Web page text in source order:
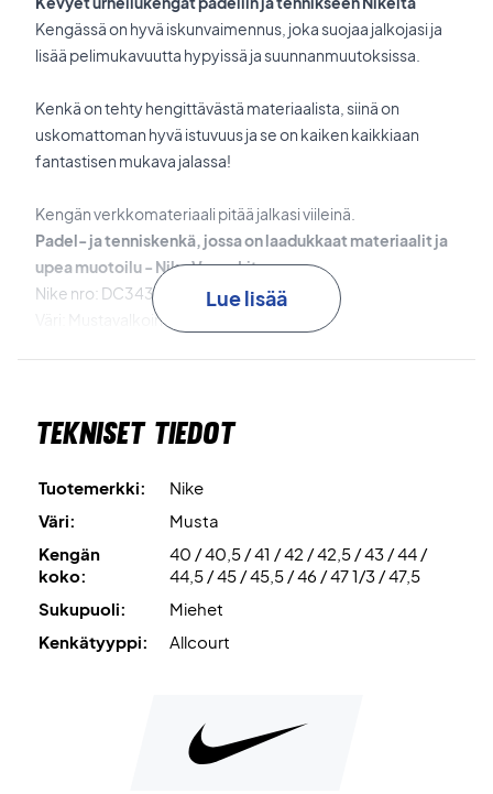
Kengässä on hyvä iskunvaimennus, joka suojaa jalkojasi ja
lisää pelimukavuutta hypyissä ja suunnanmuutoksissa.
Kenkä on tehty hengittävästä materiaalista, siinä on
uskomattoman hyvä istuvuus ja se on kaiken kaikkiaan
fantastisen mukava jalassa!
Kengän verkkomateriaali pitää jalkasi viileinä.
Padel- ja tenniskenkä, jossa on laadukkaat materiaalit ja
upea muotoilu - Nike Vapor Lite
Nike nro: DC3432-008
Väri: Mustavalkoinen
Lue lisää
Tekniset tiedot
Tuotemerkki:
Nike
Väri:
Musta
Kengän
koko:
40 / 40,5 / 41 / 42 / 42,5 / 43 / 44 /
44,5 / 45 / 45,5 / 46 / 47 1/3 / 47,5
Sukupuoli:
Miehet
Kenkätyyppi:
Allcourt